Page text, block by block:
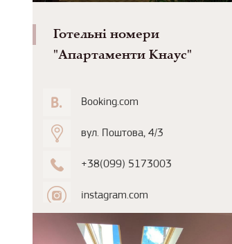
Готельні номери
"Апартаменти Кнаус"
Booking.com
вул. Поштова, 4/3
+38(099) 5173003
instagram.com